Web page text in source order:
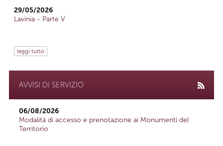
29/05/2026
Lavinia - Parte V
leggi tutto
AVVISI DI SERVIZIO
06/08/2026
Modalità di accesso e prenotazione ai Monumenti del
Territorio